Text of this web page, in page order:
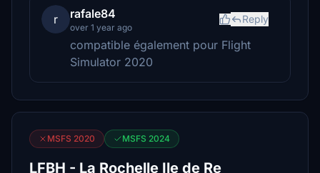
r rafale84
over 1 year ago
Reply
compatible également pour Flight
Simulator 2020
MSFS 2020 MSFS 2024
LFBH - La Rochelle Ile de Re